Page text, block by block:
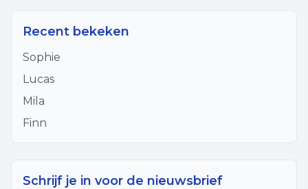
Recent bekeken
Sophie
Lucas
Mila
Finn
Schrijf je in voor de nieuwsbrief